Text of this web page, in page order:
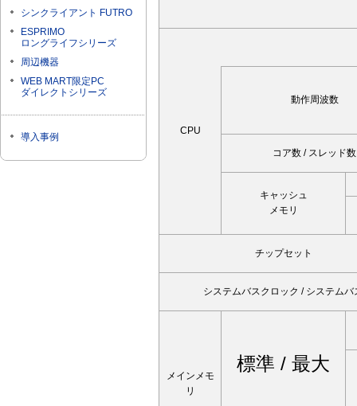
シンクライアント FUTRO
ESPRIMO
ロングライフシリーズ
周辺機器
WEB MART限定PC
ダイレクトシリーズ
導入事例
CPU
動作周波数
コア数 / スレッド数
キャッシュ
メモリ
チップセット
システムバスクロック / システムバ
メインメモ
リ
標準 / 最大